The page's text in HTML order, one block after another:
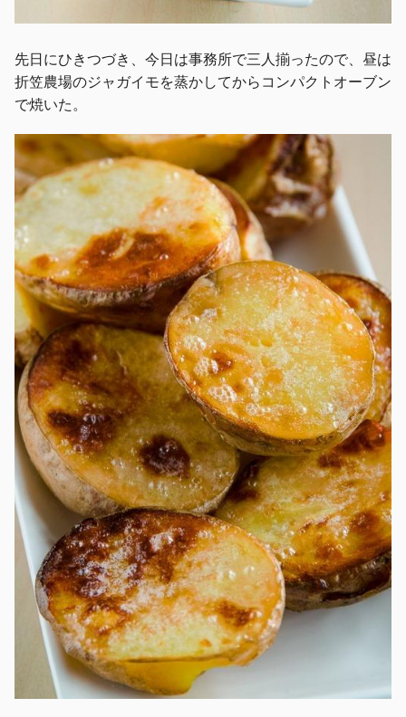
先日にひきつづき、今日は事務所で三人揃ったので、昼は
折笠農場のジャガイモを蒸かしてからコンパクトオーブン
で焼いた。